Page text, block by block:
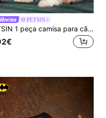
PETSIN
PETSIN 1 peça camisa para cão e gato, universal, de Natal, vermelha com xadrez e salpicos de tinta, estilo fashion, elegante e confortável